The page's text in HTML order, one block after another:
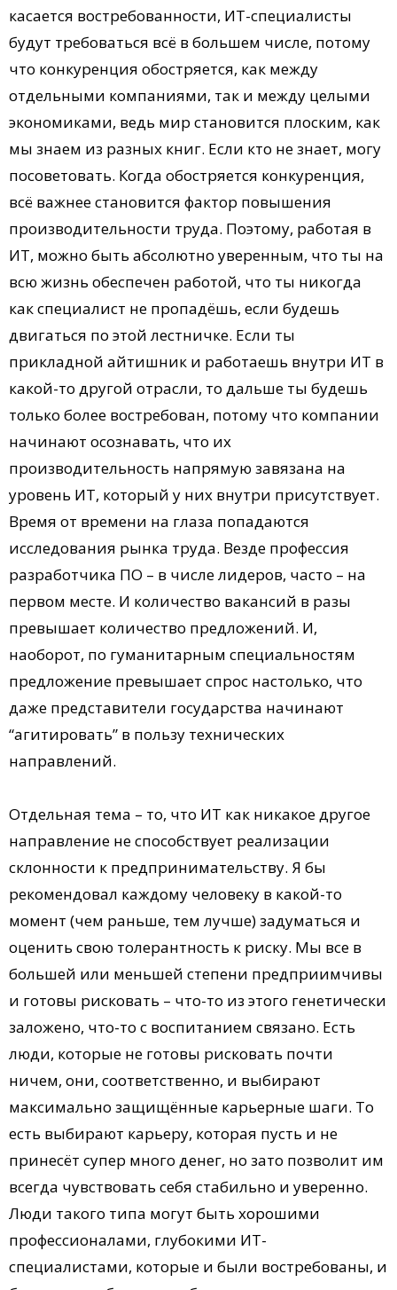
касается востребованности, ИТ-специалисты
будут требоваться всё в большем числе, потому
что конкуренция обостряется, как между
отдельными компаниями, так и между целыми
экономиками, ведь мир становится плоским, как
мы знаем из разных книг. Если кто не знает, могу
посоветовать. Когда обостряется конкуренция,
всё важнее становится фактор повышения
производительности труда. Поэтому, работая в
ИТ, можно быть абсолютно уверенным, что ты на
всю жизнь обеспечен работой, что ты никогда
как специалист не пропадёшь, если будешь
двигаться по этой лестничке. Если ты
прикладной айтишник и работаешь внутри ИТ в
какой-то другой отрасли, то дальше ты будешь
только более востребован, потому что компании
начинают осознавать, что их
производительность напрямую завязана на
уровень ИТ, который у них внутри присутствует.
Время от времени на глаза попадаются
исследования рынка труда. Везде профессия
разработчика ПО – в числе лидеров, часто – на
первом месте. И количество вакансий в разы
превышает количество предложений. И,
наоборот, по гуманитарным специальностям
предложение превышает спрос настолько, что
даже представители государства начинают
“агитировать” в пользу технических
направлений.
Отдельная тема – то, что ИТ как никакое другое
направление не способствует реализации
склонности к предпринимательству. Я бы
рекомендовал каждому человеку в какой-то
момент (чем раньше, тем лучше) задуматься и
оценить свою толерантность к риску. Мы все в
большей или меньшей степени предприимчивы
и готовы рисковать – что-то из этого генетически
заложено, что-то с воспитанием связано. Есть
люди, которые не готовы рисковать почти
ничем, они, соответственно, и выбирают
максимально защищённые карьерные шаги. То
есть выбирают карьеру, которая пусть и не
принесёт супер много денег, но зато позволит им
всегда чувствовать себя стабильно и уверенно.
Люди такого типа могут быть хорошими
профессионалами, глубокими ИТ-
специалистами, которые и были востребованы, и